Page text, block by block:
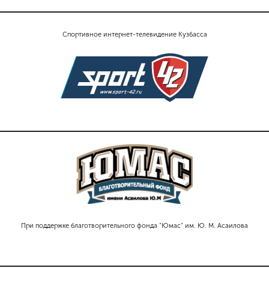
Спортивное интернет-телевидение Кузбасса
При поддержке благотворительного фонда "Юмас" им. Ю. М. Асаилова